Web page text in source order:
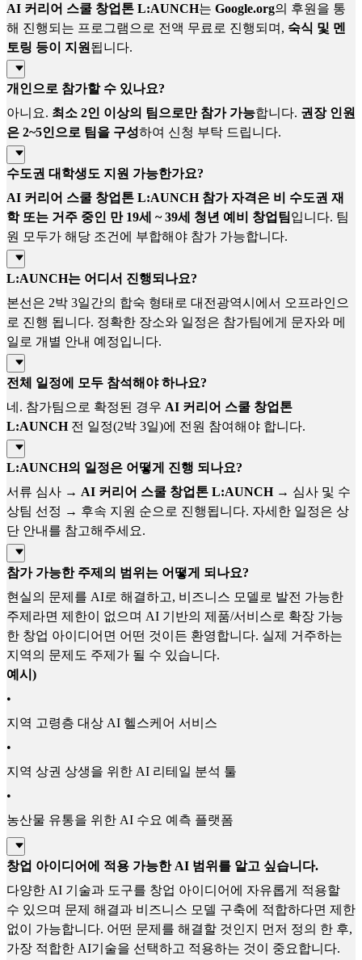
AI 커리어 스쿨 창업톤 L:AUNCH는 Google.org의 후원을 통
해 진행되는 프로그램으로 전액 무료로 진행되며, 숙식 및 멘
토링 등이 지원 됩니다.
개인으로 참가할 수 있나요?
아니요. 최소 2인 이상의 팀으로만 참가 가능합니다. 권장 인원
은 2~5인으로 팀을 구성하여 신청 부탁 드립니다.
수도권 대학생도 지원 가능한가요?
AI 커리어 스쿨 창업톤 L:AUNCH 참가 자격은 비 수도권 재
학 또는 거주 중인 만 19세 ~ 39세 청년 예비 창업팀입니다. 팀
원 모두가 해당 조건에 부합해야 참가 가능합니다.
L:AUNCH는 어디서 진행되나요?
본선은 2박 3일간의 합숙 형태로 대전광역시에서 오프라인으
로 진행 됩니다. 정확한 장소와 일정은 참가팀에게 문자와 메
일로 개별 안내 예정입니다.
전체 일정에 모두 참석해야 하나요?
네. 참가팀으로 확정된 경우 AI 커리어 스쿨 창업톤
L:AUNCH전 일정(2박 3일)에 전원 참여해야 합니다.
L:AUNCH의 일정은 어떻게 진행 되나요?
서류 심사 → AI 커리어 스쿨 창업톤 L:AUNCH→ 심사 및 수
상팀 선정 → 후속 지원 순으로 진행됩니다. 자세한 일정은 상
단 안내를 참고해주세요.
참가 가능한 주제의 범위는 어떻게 되나요?
현실의 문제를 AI로 해결하고, 비즈니스 모델로 발전 가능한
주제라면 제한이 없으며 AI 기반의 제품/서비스로 확장 가능
한 창업 아이디어면 어떤 것이든 환영합니다. 실제 거주하는
지역의 문제도 주제가 될 수 있습니다.
예시)
•
지역 고령층 대상 AI 헬스케어 서비스
•
지역 상권 상생을 위한 AI 리테일 분석 툴
•
농산물 유통을 위한 AI 수요 예측 플랫폼
창업 아이디어에 적용 가능한 AI 범위를 알고 싶습니다.
다양한 AI 기술과 도구를 창업 아이디어에 자유롭게 적용할
수 있으며 문제 해결과 비즈니스 모델 구축에 적합하다면 제한
없이 가능합니다. 어떤 문제를 해결할 것인지 먼저 정의 한 후,
가장 적합한 AI기술을 선택하고 적용하는 것이 중요합니다.